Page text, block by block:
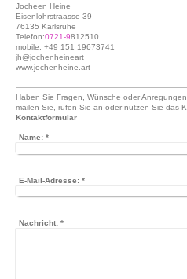
Jocheen Heine
Eisenlohrstraasse 39
76135 Karlsruhe
Telefon:0721-9812510
mobile: +49 151 19673741
jh@jochenheineart
www.jochenheine.art
Haben Sie Fragen, Wünsche oder
mailen Sie, rufen Sie an oder nutzen Sie das
Kontaktformular
Name: *
E-Mail-Adresse: *
Nachricht: *